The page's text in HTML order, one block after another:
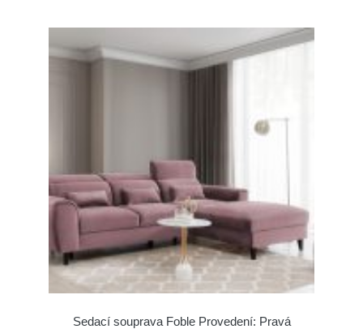
Sedací souprava Foble Provedení: Pravá